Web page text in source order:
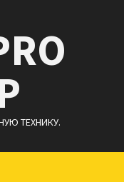
ТЕХНИКУ.